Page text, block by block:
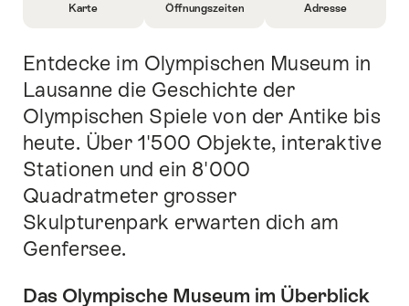
Karte
öffnen
Karte
Öffnungszeiten
öffnen
Öffnungszeiten
Kontakt
öffnen
Adresse
Einleitung
Entdecke im Olympischen Museum in
Lausanne die Geschichte der
Olympischen Spiele von der Antike bis
heute. Über 1'500 Objekte, interaktive
Stationen und ein 8'000
Quadratmeter grosser
Skulpturenpark erwarten dich am
Genfersee.
Das Olympische Museum im Überblick